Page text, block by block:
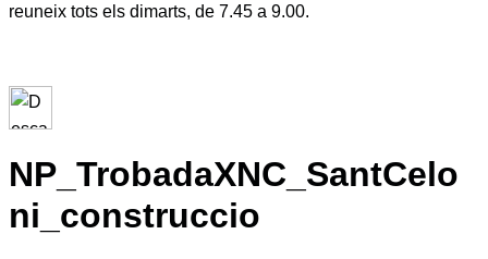
reuneix tots els dimarts, de 7.45 a 9.00.
NP_TrobadaXNC_SantCelo
ni_construccio